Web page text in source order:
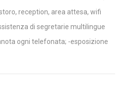
reception, area attesa, wifi
di segretarie multilingue
ogni telefonata; -esposizione